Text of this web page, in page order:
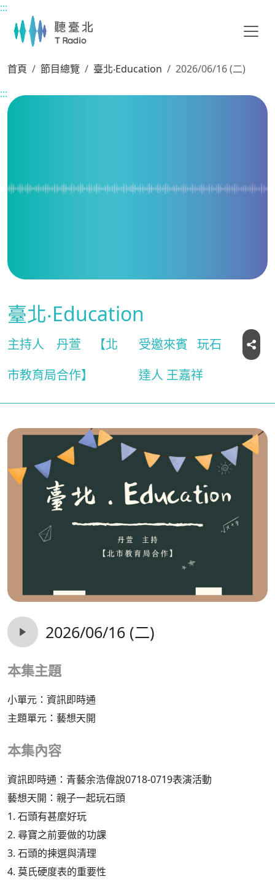
主要內容區塊
:::
首頁 節目總覽 臺北‧Education
2026/06/16 (二)
:::
臺北‧Education
主持人 丹萱
【北
市教育局合作】
受邀來賓 玩石
達人 王嘉祥
2026/06/16 (二)
本集主題
小單元：資訊即時通
主題單元：藝想天開
本集內容
資訊即時通：青藝余浩偉說0718-0719表演活動
藝想天開：親子一起玩石頭
1. 石頭有甚麼好玩
2. 尋寶之前要做的功課
3. 石頭的揀選與清理
4. 莫氏硬度表的重要性